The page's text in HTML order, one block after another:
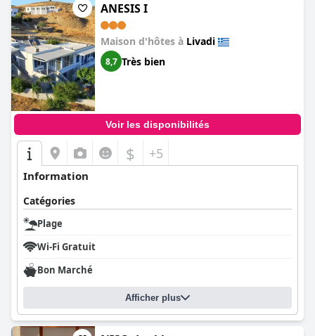
ANESIS I
Maison d'hôtes à Livadi
8,7 Très bien
Voir les disponibilités
$ +5
Information
Catégories
Plage
Wi-Fi Gratuit
Bon Marché
Afficher plus